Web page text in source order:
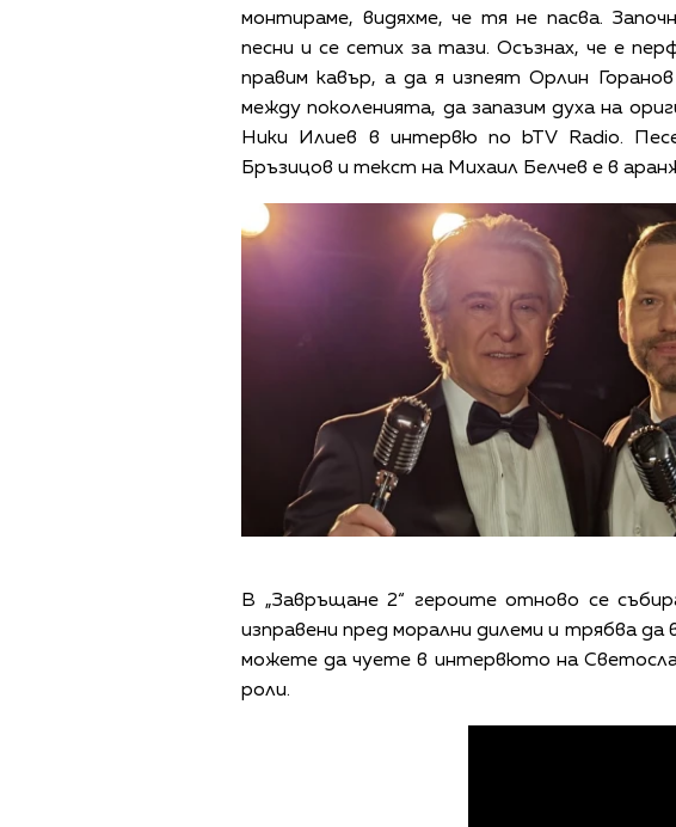
монтираме, видяхме, че тя не пасва.
песни и се сетих за тази. Осъзнах, че е
правим кавър, а да я изпеят Орлин
между поколенията, да запазим духа на
Ники Илиев в интервю по bTV Radio.
Бръзицов и текст на Михаил Белчев е в
В „Завръщане 2“ героите отново се
изправени пред морални дилеми и трябва
можете да чуете в интервюто на
роли.